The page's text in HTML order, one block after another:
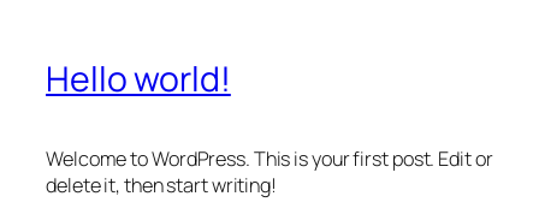
Hello world!
Welcome to WordPress. This is your first post. Edit or
delete it, then start writing!